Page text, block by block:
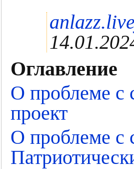
Оглавление
О проблеме с
проект
О проблеме с